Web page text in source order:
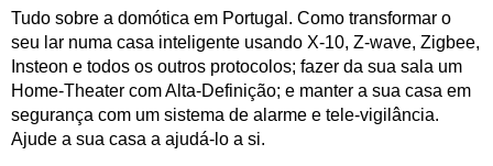
Tudo sobre a domótica em Portugal. Como transformar o
seu lar numa casa inteligente usando X-10, Z-wave, Zigbee,
Insteon e todos os outros protocolos; fazer da sua sala um
Home-Theater com Alta-Definição; e manter a sua casa em
segurança com um sistema de alarme e tele-vigilância.
Ajude a sua casa a ajudá-lo a si.